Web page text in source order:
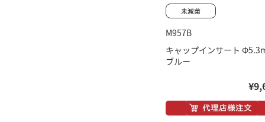
M957B
キャップインサート
ブルー